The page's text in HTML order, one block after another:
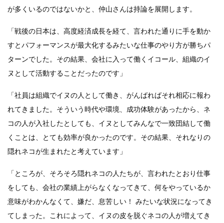
が多くいるのではないかと、仲山さんは持論を展開します。
「戦後の日本は、高度経済成長を経て、言われた通りに手を動か
すとパフォーマンスが最大化するみたいな仕事のやり方が勝ちパ
ターンでした。その結果、会社に入って働くイコール、組織のイ
ヌとして活動することだったのです」
「社員は組織でイヌの人として働き、がんばればそれ相応に報わ
れてきました。そういう時代や環境、成功体験があったから、ネ
コの人が入社したとしても、イヌとしてみんなで一致団結して働
くことは、とても効率が良かったのです。その結果、それなりの
隠れネコが生まれたと考えています」
「ところが、そろそろ隠れネコの人たちが、言われたとおり仕事
をしても、会社の業績上がらなくなってきて、何をやっているか
意味がわかんなくて、嫌だ、息苦しい！ みたいな状況になってき
てしまった。これによって、イヌの皮を脱ぐネコの人が増えてき